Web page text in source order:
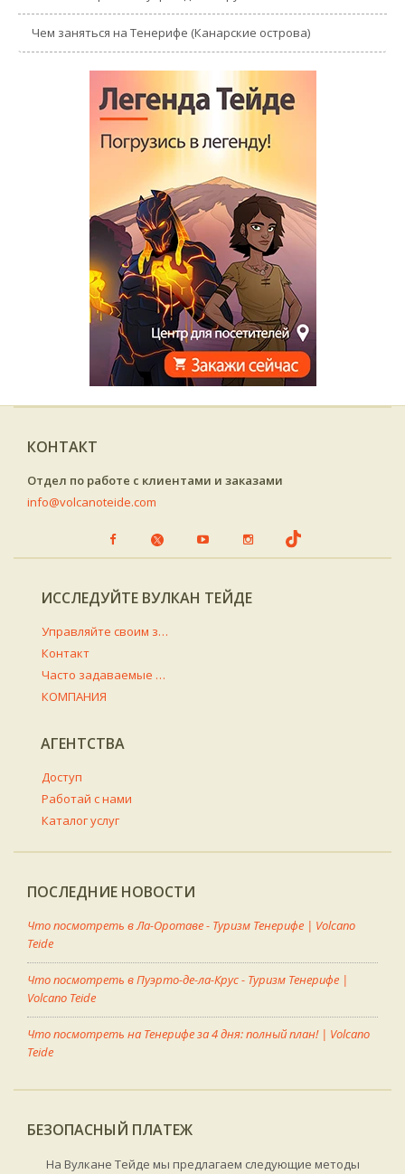
Чем заняться на Тенерифе (Канарские острова)
КОНТАКТ
Отдел по работе с клиентами и заказами
info@volcanoteide.com
ИССЛЕДУЙТЕ ВУЛКАН ТЕЙДЕ
Управляйте своим заказом
Контакт
Часто задаваемые вопросы
КОМПАНИЯ
АГЕНТСТВА
Доступ
Работай с нами
Каталог услуг
ПОСЛЕДНИЕ НОВОСТИ
Что посмотреть в Ла-Оротаве - Туризм Тенерифе | Volcano
Teide
Что посмотреть в Пуэрто-де-ла-Крус - Туризм Тенерифе |
Volcano Teide
Что посмотреть на Тенерифе за 4 дня: полный план! | Volcano
Teide
БЕЗОПАСНЫЙ ПЛАТЕЖ
На Вулкане Тейде мы предлагаем следующие методы